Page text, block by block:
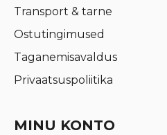
Transport & tarne
Ostutingimused
Taganemisavaldus
Privaatsuspoliitika
MINU KONTO